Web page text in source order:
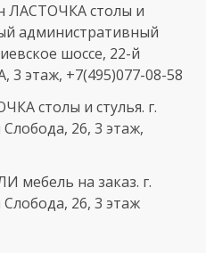
ЛАСТОЧКА столы и
административный
шоссе, 22-й
3 этаж, +7(495)077-08-58
столы и стулья. г.
26, 3 этаж,
мебель на заказ. г.
26, 3 этаж